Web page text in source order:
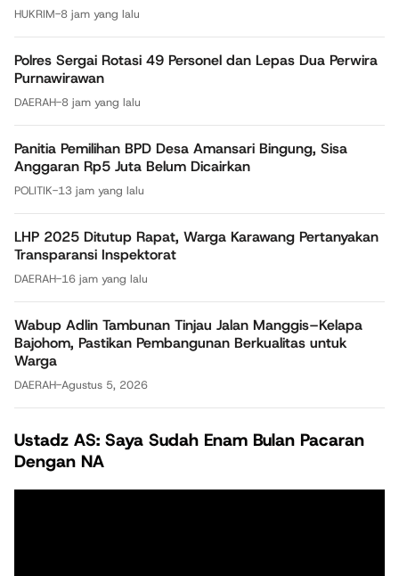
HUKRIM-8 jam yang lalu
Polres Sergai Rotasi 49 Personel dan Lepas Dua Perwira
Purnawirawan
DAERAH-8 jam yang lalu
Panitia Pemilihan BPD Desa Amansari Bingung, Sisa
Anggaran Rp5 Juta Belum Dicairkan
POLITIK-13 jam yang lalu
LHP 2025 Ditutup Rapat, Warga Karawang Pertanyakan
Transparansi Inspektorat
DAERAH-16 jam yang lalu
Wabup Adlin Tambunan Tinjau Jalan Manggis–Kelapa
Bajohom, Pastikan Pembangunan Berkualitas untuk
Warga
DAERAH-Agustus 5, 2026
Ustadz AS: Saya Sudah Enam Bulan Pacaran
Dengan NA